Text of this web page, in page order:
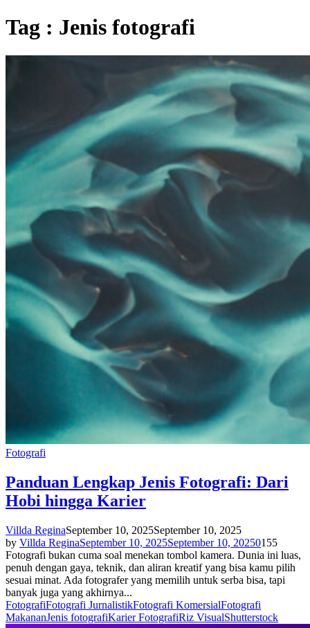
Tag : Jenis fotografi
Fotografi
Panduan Lengkap Jenis Fotografi: Dari
Hobi hingga Karier
Villda ReginaSeptember 10, 2025September 10, 2025
by Villda ReginaSeptember 10, 2025September 10, 20250155
Fotografi bukan cuma soal menekan tombol kamera. Dunia ini luas,
penuh dengan gaya, teknik, dan aliran kreatif yang bisa kamu pilih
sesuai minat. Ada fotografer yang memilih untuk serba bisa, tapi
banyak juga yang akhirnya...
FotografiFotografi JurnalistikFotografi KomersialFotografi
MakananJenis fotografiKarier FotografiRiz VisualShutterstock